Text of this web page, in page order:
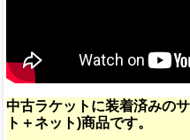
中古ラケットに装着済みの
ト＋ネット)商品です。